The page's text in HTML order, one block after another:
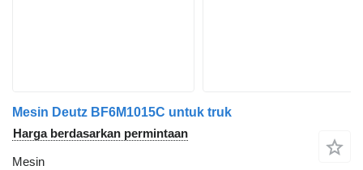
Mesin Deutz BF6M1015C untuk truk
Harga berdasarkan permintaan
Mesin